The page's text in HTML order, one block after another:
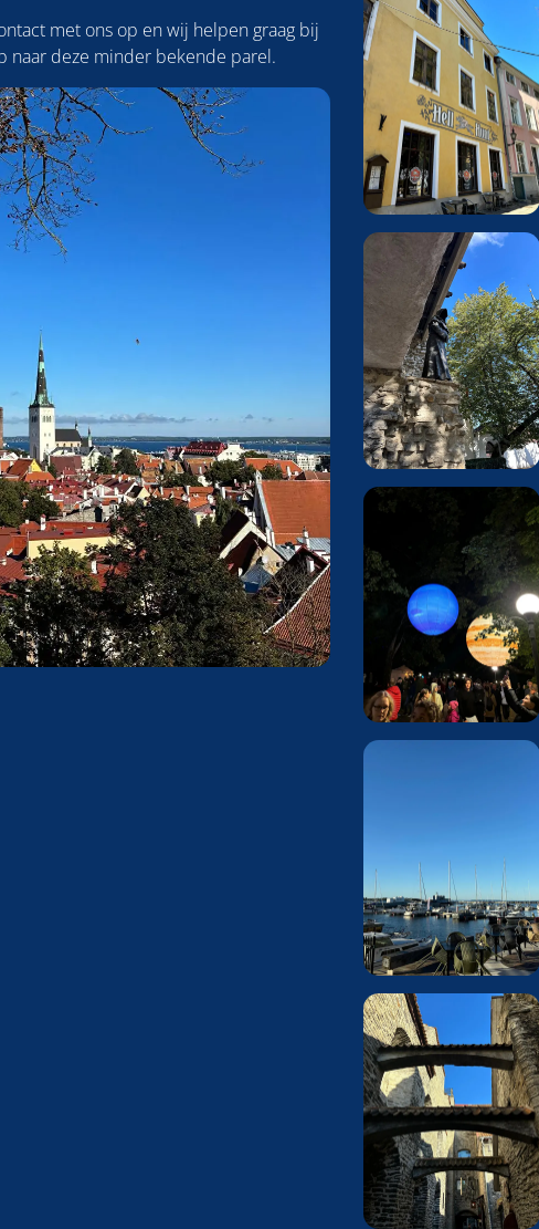
met ons op en wij helpen graag bij
naar deze minder bekende parel.